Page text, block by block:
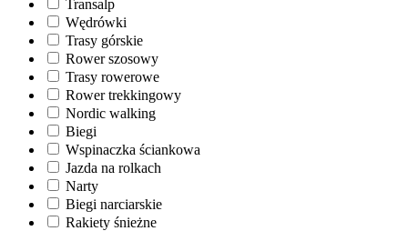
Transalp
Wędrówki
Trasy górskie
Rower szosowy
Trasy rowerowe
Rower trekkingowy
Nordic walking
Biegi
Wspinaczka ściankowa
Jazda na rolkach
Narty
Biegi narciarskie
Rakiety śnieżne